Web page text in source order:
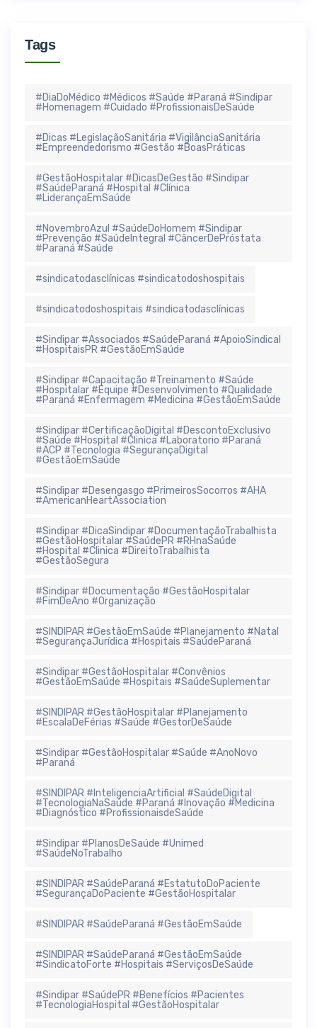
Tags
#DiaDoMédico #Médicos #Saúde #Paraná #Sindipar
#Homenagem #Cuidado #ProfissionaisDeSaúde
#Dicas #LegislaçãoSanitária #VigilânciaSanitária
#Empreendedorismo #Gestão #BoasPráticas
#GestãoHospitalar #DicasDeGestão #Sindipar
#SaúdeParaná #Hospital #Clínica
#LiderançaEmSaúde
#NovembroAzul #SaúdeDoHomem #Sindipar
#Prevenção #SaúdeIntegral #CâncerDePróstata
#Paraná #Saúde
#sindicatodasclínicas #sindicatodoshospitais
#sindicatodoshospitais #sindicatodasclínicas
#Sindipar #Associados #SaúdeParaná #ApoioSindical
#HospitaisPR #GestãoEmSaúde
#Sindipar #Capacitação #Treinamento #Saúde
#Hospitalar #Equipe #Desenvolvimento #Qualidade
#Paraná #Enfermagem #Medicina #GestãoEmSaúde
#Sindipar #CertificaçãoDigital #DescontoExclusivo
#Saúde #Hospital #Clinica #Laboratorio #Paraná
#ACP #Tecnologia #SegurançaDigital
#GestãoEmSaúde
#Sindipar #Desengasgo #PrimeirosSocorros #AHA
#AmericanHeartAssociation
#Sindipar #DicaSindipar #DocumentaçãoTrabalhista
#GestãoHospitalar #SaúdePR #RHnaSaúde
#Hospital #Clinica #DireitoTrabalhista
#GestãoSegura
#Sindipar #Documentação #GestãoHospitalar
#FimDeAno #Organização
#SINDIPAR #GestãoEmSaúde #Planejamento #Natal
#SegurançaJurídica #Hospitais #SaúdeParaná
#Sindipar #GestãoHospitalar #Convênios
#GestãoEmSaúde #Hospitais #SaúdeSuplementar
#SINDIPAR #GestãoHospitalar #Planejamento
#EscalaDeFérias #Saúde #GestorDeSaúde
#Sindipar #GestãoHospitalar #Saúde #AnoNovo
#Paraná
#SINDIPAR #InteligenciaArtificial #SaúdeDigital
#TecnologiaNaSaúde #Paraná #Inovação #Medicina
#Diagnóstico #ProfissionaisdeSaúde
#Sindipar #PlanosDeSaúde #Unimed
#SaúdeNoTrabalho
#SINDIPAR #SaúdeParaná #EstatutoDoPaciente
#SegurançaDoPaciente #GestãoHospitalar
#SINDIPAR #SaúdeParaná #GestãoEmSaúde
#SINDIPAR #SaúdeParaná #GestãoEmSaúde
#SindicatoForte #Hospitais #ServiçosDeSaúde
#Sindipar #SaúdePR #Benefícios #Pacientes
#TecnologiaHospital #GestãoHospitalar